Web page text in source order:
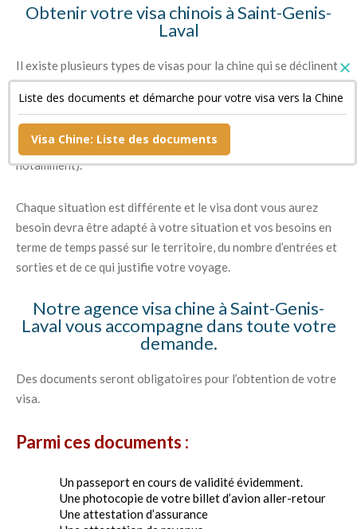
Obtenir votre visa chinois à Saint-Genis-
Laval
Il existe plusieurs types de visas pour la chine qui se déclinent
d’une part en fonction du temps que vous souhaitez rester, du
nombre d’entrées et sorties que vous prévoyez de faire mais
aussi des raisons pour lesquelles vous souhaitez vous rendre
en Chine (raisons professionnelles, touristiques, étudiantes
notamment).
Chaque situation est différente et le visa dont vous aurez
besoin devra être adapté à votre situation et vos besoins en
terme de temps passé sur le territoire, du nombre d’entrées et
sorties et de ce qui justifie votre voyage.
Notre agence visa chine à Saint-Genis-
Laval vous accompagne dans toute votre
demande.
Des documents seront obligatoires pour l’obtention de votre
visa.
Parmi ces documents :
Un passeport en cours de validité évidemment.
Une photocopie de votre billet d’avion aller-retour
Une attestation d’assurance
Liste des documents et démarche pour votre visa vers la Chine
Visa Chine: Liste des documents